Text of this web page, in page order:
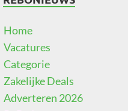
Home
Vacatures
Categorie
Zakelijke Deals
Adverteren 2026